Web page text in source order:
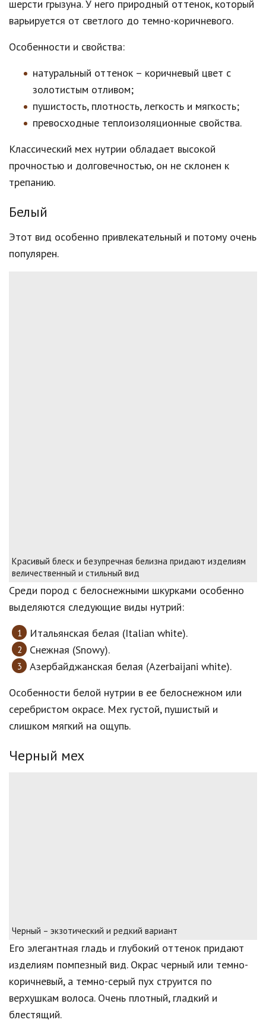
шерсти грызуна. У него природный оттенок, который
варьируется от светлого до темно-коричневого.
Особенности и свойства:
натуральный оттенок – коричневый цвет с
золотистым отливом;
пушистость, плотность, легкость и мягкость;
превосходные теплоизоляционные свойства.
Классический мех нутрии обладает высокой
прочностью и долговечностью, он не склонен к
трепанию.
Белый
Этот вид особенно привлекательный и потому очень
популярен.
Красивый блеск и безупречная белизна придают изделиям
величественный и стильный вид
Среди пород с белоснежными шкурками особенно
выделяются следующие виды нутрий:
Итальянская белая (Italian white).
Снежная (Snowy).
Азербайджанская белая (Azerbaijani white).
Особенности белой нутрии в ее белоснежном или
серебристом окрасе. Мех густой, пушистый и
слишком мягкий на ощупь.
Черный мех
Черный – экзотический и редкий вариант
Его элегантная гладь и глубокий оттенок придают
изделиям помпезный вид. Окрас черный или темно-
коричневый, а темно-серый пух струится по
верхушкам волоса. Очень плотный, гладкий и
блестящий.